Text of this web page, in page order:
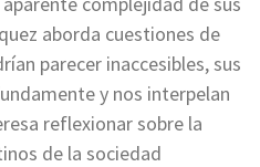
aborda cuestiones de
parecer inaccesibles, sus
y nos interpelan
reflexionar sobre la
de la sociedad